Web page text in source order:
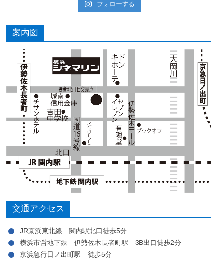
フォローする
案内図
交通アクセス
JR京浜東北線 関内駅北口徒歩5分
横浜市営地下鉄 伊勢佐木長者町駅 3B出口徒歩2分
京浜急行日ノ出町駅 徒歩5分